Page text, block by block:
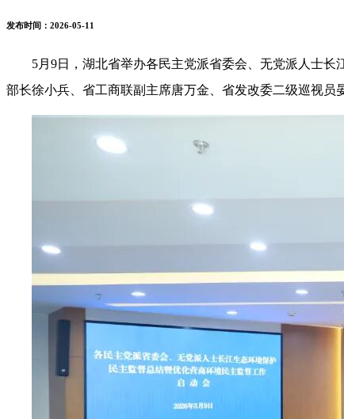
发布时间：2026-05-11
5月9日，湖北省举办各民主党派省委会、无党派人士
部长徐小兵、省工商联副主席唐万金、省发改委二级巡视员